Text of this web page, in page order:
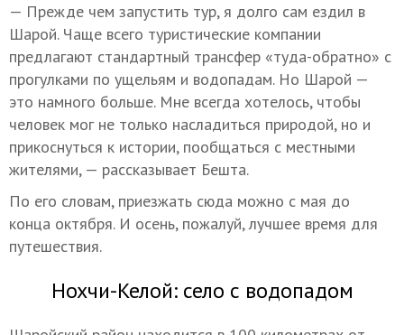
— Прежде чем запустить тур, я долго сам ездил в
Шарой. Чаще всего туристические компании
предлагают стандартный трансфер «туда-обратно» с
прогулками по ущельям и водопадам. Но Шарой —
это намного больше. Мне всегда хотелось, чтобы
человек мог не только насладиться природой, но и
прикоснуться к истории, пообщаться с местными
жителями, — рассказывает Бешта.
По его словам, приезжать сюда можно с мая до
конца октября. И осень, пожалуй, лучшее время для
путешествия.
Нохчи-Келой: село с водопадом